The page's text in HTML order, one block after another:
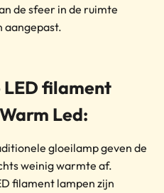
de sfeer in de ruimte
aangepast.
LED filament
Led:
gloeilamp geven de
weinig warmte af.
filament lampen zijn